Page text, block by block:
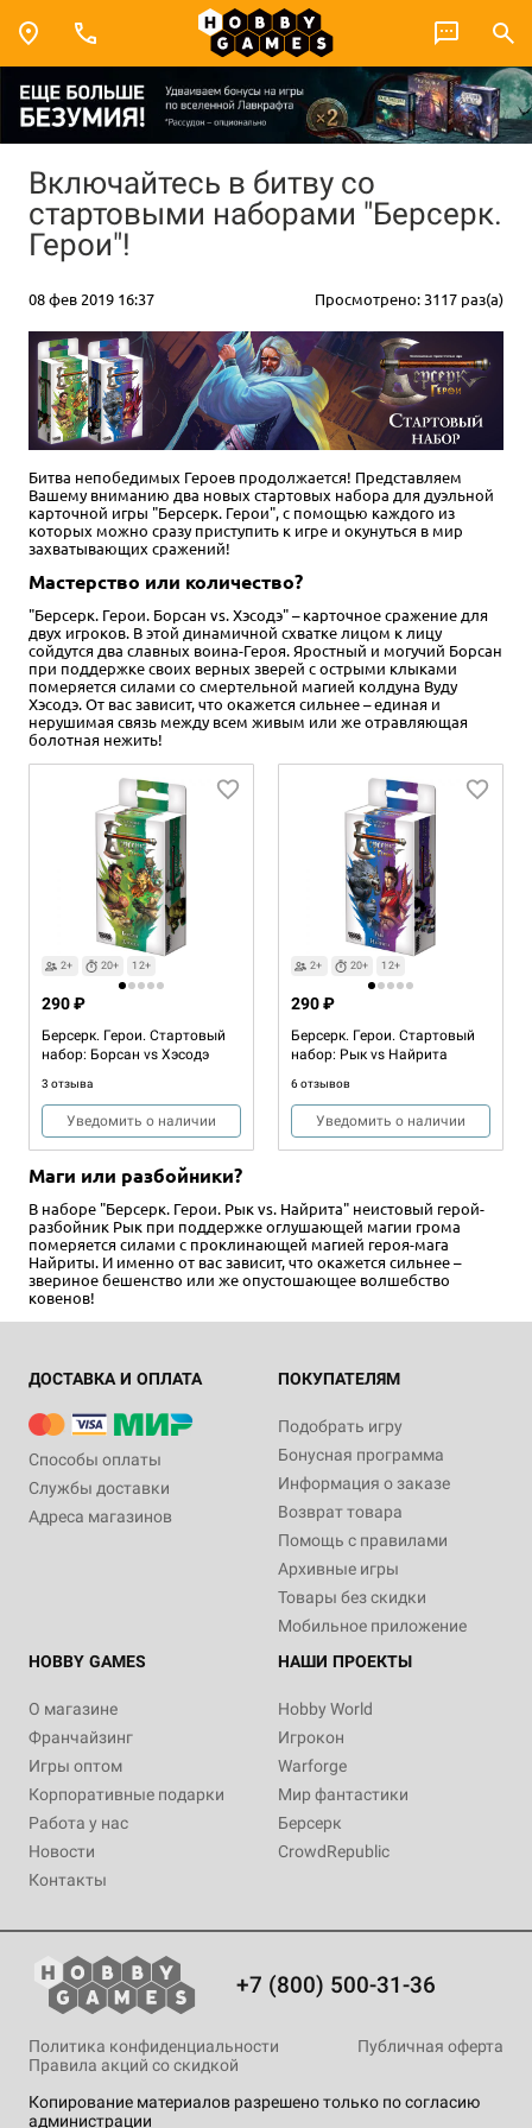
Включайтесь в битву со
стартовыми наборами "Берсерк.
Герои"!
08 фев 2019 16:37 Просмотрено: 3117 раз(а)
Битва непобедимых Героев продолжается! Представляем
Вашему вниманию два новых стартовых набора для дуэльной
карточной игры "Берсерк. Герои", с помощью каждого из
которых можно сразу приступить к игре и окунуться в мир
захватывающих сражений!
Мастерство или количество?
"Берсерк. Герои. Борсан vs. Хэсодэ" – карточное сражение для
двух игроков. В этой динамичной схватке лицом к лицу
сойдутся два славных воина-Героя. Яростный и могучий Борсан
при поддержке своих верных зверей с острыми клыками
померяется силами со смертельной магией колдуна Вуду
Хэсодэ. От вас зависит, что окажется сильнее – единая и
нерушимая связь между всем живым или же отравляющая
болотная нежить!
2+ 20+ 12+
Берсерк. Герои. Стартовый
набор: Борсан vs Хэсодэ
3 отзыва
290 ₽
Уведомить о наличии
2+ 20+ 12+
Берсерк. Герои. Стартовый
набор: Рык vs Найрита
6 отзывов
290 ₽
Уведомить о наличии
Маги или разбойники?
В наборе "Берсерк. Герои. Рык vs. Найрита" неистовый герой-
разбойник Рык при поддержке оглушающей магии грома
померяется силами с проклинающей магией героя-мага
Найриты. И именно от вас зависит, что окажется сильнее –
звериное бешенство или же опустошающее волшебство
ковенов!
ДОСТАВКА И ОПЛАТА
Способы оплаты
Службы доставки
Адреса магазинов
ПОКУПАТЕЛЯМ
Подобрать игру
Бонусная программа
Информация о заказе
Возврат товара
Помощь с правилами
Архивные игры
Товары без скидки
Мобильное приложение
HOBBY GAMES
О магазине
Франчайзинг
Игры оптом
Корпоративные подарки
Работа у нас
Новости
Контакты
НАШИ ПРОЕКТЫ
Hobby World
Игрокон
Warforge
Мир фантастики
Берсерк
CrowdRepublic
+7 (800) 500-31-36
Копирование материалов разрешено только по согласию
администрации
Политика конфиденциальности
Публичная оферта
Правила акций со скидкой